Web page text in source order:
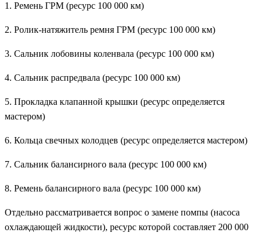
1. Ремень ГРМ (ресурс 100 000 км)
2. Ролик-натяжитель ремня ГРМ (ресурс 100 000 км)
3. Сальник лобовины коленвала (ресурс 100 000 км)
4. Сальник распредвала (ресурс 100 000 км)
5. Прокладка клапанной крышки (ресурс определяется
мастером)
6. Кольца свечных колодцев (ресурс определяется мастером)
7. Сальник балансирного вала (ресурс 100 000 км)
8. Ремень балансирного вала (ресурс 100 000 км)
Отдельно рассматривается вопрос о замене помпы (насоса
охлаждающей жидкости), ресурс которой составляет 200 000